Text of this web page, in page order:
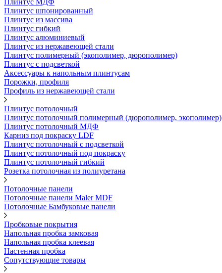
Плинтус МДФ
Плинтус шпонированный
Плинтус из массива
Плинтус гибкий
Плинтус алюминиевый
Плинтус из нержавеющей стали
Плинтус полимерный (экополимер, дюрополимер)
Плинтус с подсветкой
Аксессуары к напольным плинтусам
Порожки, профиля
Профиль из нержавеющей стали
Плинтус потолочный
Плинтус потолочный полимерный (дюрополимер, экополимер)
Плинтус потолочный МДФ
Карниз под покраску LDF
Плинтус потолочный с подсветкой
Плинтус потолочный под покраску
Плинтус потолочный гибкий
Розетка потолочная из полиуретана
Потолочные панели
Потолочные панели Maler MDF
Потолочные Бамбуковые панели
Пробковые покрытия
Напольная пробка замковая
Напольная пробка клеевая
Настенная пробка
Сопутствующие товары